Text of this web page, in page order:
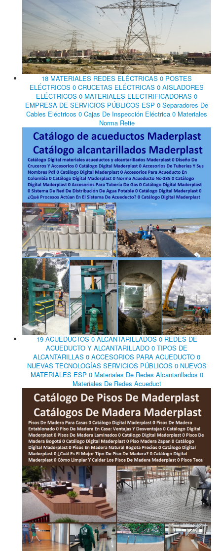
18 MATERIALES REDES ELÉCTRICAS 0 POSTES
ELÉCTRICOS 0 CRUCETAS ELÉCTRICAS 0 AISLADORES
ELÉCTRICOS 0 MATERIALES ELECTRIFICADORAS 0
EMPRESA DE SERVICIOS PÚBLICOS ESP 0 Separadores De
Cables Eléctricos 0 Cajas De Inspección Eléctrica 0 Materiales
Norma Retie
19 ACUEDUCTOS 0 ALCANTARILLADOS 0 REDES DE
ACUEDUCTO Y ALCANTARILLADO 0 TIPOS DE
ALCANTARILLAS 0 ACCESORIOS PARA ACUEDUCTO 0
NUEVAS TECNOLOGÍAS SERVICIOS PÚBLICOS 0 NUEVOS
MATERIALES ESP 0 Materiales De Redes Alcantarillados 0
Materiales De Redes Acueduct